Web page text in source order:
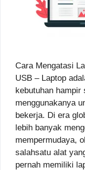
Cara Mengatasi
USB – Laptop
kebutuhan hampir
menggunakanya
bekerja. Di era
lebih banyak
mempermudaya,
salahsatu alat
pernah memiliki